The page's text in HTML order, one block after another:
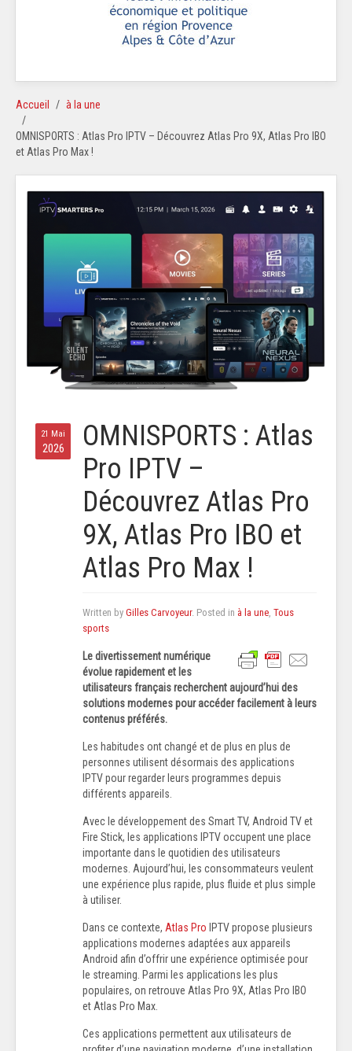
Accueil à la une
OMNISPORTS : Atlas Pro IPTV – Découvrez Atlas Pro 9X, Atlas Pro IBO
et Atlas Pro Max !
21 Mai
2026
OMNISPORTS : Atlas
Pro IPTV –
Découvrez Atlas Pro
9X, Atlas Pro IBO et
Atlas Pro Max !
Written by Gilles Carvoyeur. Posted in à la une, Tous
sports
Le divertissement numérique
évolue rapidement et les
utilisateurs français recherchent aujourd’hui des
solutions modernes pour accéder facilement à leurs
contenus préférés.
Les habitudes ont changé et de plus en plus de
personnes utilisent désormais des applications
IPTV pour regarder leurs programmes depuis
différents appareils.
Avec le développement des Smart TV, Android TV et
Fire Stick, les applications IPTV occupent une place
importante dans le quotidien des utilisateurs
modernes. Aujourd’hui, les consommateurs veulent
une expérience plus rapide, plus fluide et plus simple
à utiliser.
Dans ce contexte, Atlas Pro IPTV propose plusieurs
applications modernes adaptées aux appareils
Android afin d’offrir une expérience optimisée pour
le streaming. Parmi les applications les plus
populaires, on retrouve Atlas Pro 9X, Atlas Pro IBO
et Atlas Pro Max.
Ces applications permettent aux utilisateurs de